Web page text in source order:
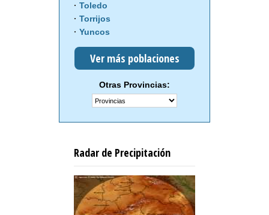
Toledo
Torrijos
Yuncos
Ver más poblaciones
Otras Provincias:
Radar de Precipitación